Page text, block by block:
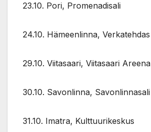
23.10. Pori, Promenadisali
24.10. Hämeenlinna, Verkatehdas
29.10. Viitasaari, Viitasaari Areena
30.10. Savonlinna, Savonlinnasali
31.10. Imatra, Kulttuurikeskus